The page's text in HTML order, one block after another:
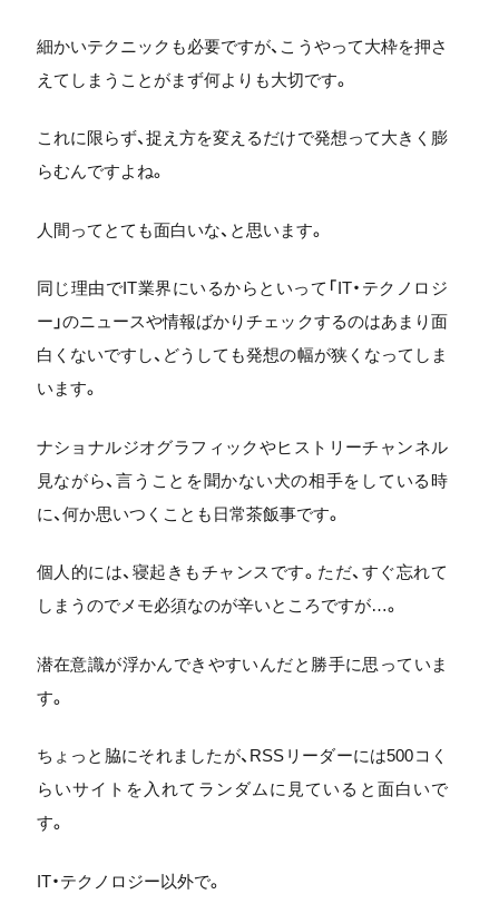
細かいテクニックも必要ですが、こうやって大枠を押さ
えてしまうことがまず何よりも大切です。
これに限らず、捉え方を変えるだけで発想って大きく膨
らむんですよね。
人間ってとても面白いな、と思います。
同じ理由でIT業界にいるからといって「IT・テクノロジ
ー」のニュースや情報ばかりチェックするのはあまり面
白くないですし、どうしても発想の幅が狭くなってしま
います。
ナショナルジオグラフィックやヒストリーチャンネル
見ながら、言うことを聞かない犬の相手をしている時
に、何か思いつくことも日常茶飯事です。
個人的には、寝起きもチャンスです。ただ、すぐ忘れて
しまうのでメモ必須なのが辛いところですが…。
潜在意識が浮かんできやすいんだと勝手に思っていま
す。
ちょっと脇にそれましたが、RSSリーダーには500コく
らいサイトを入れてランダムに見ていると面白いで
す。
IT・テクノロジー以外で。